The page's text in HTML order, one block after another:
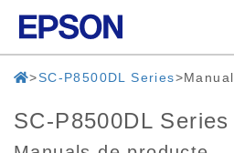
SC-P8500DL Series Manual
SC-P8500DL Series